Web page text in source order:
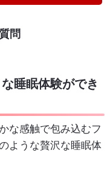
問
睡眠体験ができ
な感触で包み込むフ
ような贅沢な睡眠体